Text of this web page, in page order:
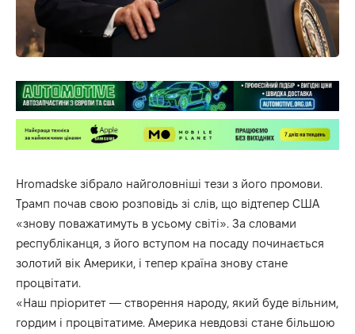
Hromadske зібрало найголовніші тези з його промови.
Трамп почав свою розповідь зі слів, що відтепер США
«знову поважатимуть в усьому світі». За словами
республіканця, з його вступом на посаду починається
золотий вік Америки, і тепер країна знову стане
процвітати.
«Наш пріоритет — створення народу, який буде вільним,
гордим і процвітатиме. Америка невдовзі стане більшою